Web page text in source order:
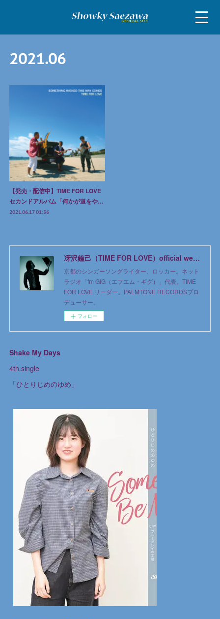
2021.06
【発売・配信中】TIME FOR LOVE
セカンドアルバム「何かが道をや…
2021.06.17 01:36
冴沢鐘己（TIME FOR LOVE）official web site
京都のシンガーソングライター、ロッカー。ネット
ラジオ「fm GIG（エフエム・ギグ）」代表。TIME
FOR LOVE リーダー。PALMTONE RECORDSプロ
デューサー。
フォロー
Shake My Days
4th.single
「ひとりじめのゆめ」